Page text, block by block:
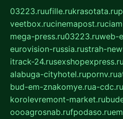
03223.ruufille.rukrasotata.ru
veetbox.rucinemapost.ru
mega-press.ru03223.ruweb-
eurovision-russia.rustrah-
itrack-24.rusexshopexpress.ru
alabuga-cityhotel.rupornv.ru
bud-em-znakomye.rua-cdc.ru
korolevremont-market.ru
oooagrosnab.rufpodaso.ru